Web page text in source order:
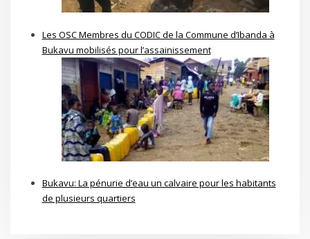
Les OSC Membres du CODIC de la Commune d’Ibanda à
Bukavu mobilisés pour l’assainissement
Bukavu: La pénurie d’eau un calvaire pour les habitants
de plusieurs quartiers